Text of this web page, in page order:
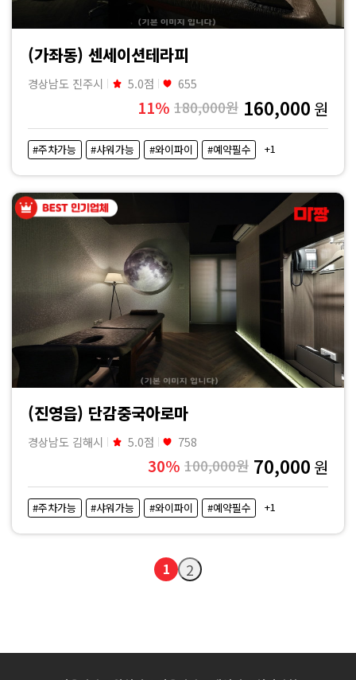
(가좌동) 센세이션테라피
경상남도 진주시 5.0점 655
11% 180,000원 160,000 원
#주차가능 #샤워가능 #와이파이 #예약필수 +1
(진영읍) 단감중국아로마
경상남도 김해시 5.0점 758
30% 100,000원 70,000 원
#주차가능 #샤워가능 #와이파이 #예약필수 +1
1 2